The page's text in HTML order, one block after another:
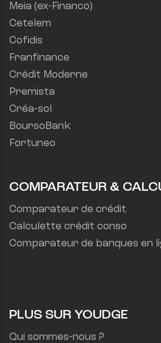
Meia (ex-Financo)
Cetelem
Cofidis
Franfinance
Crédit Moderne
Premista
Créa-sol
BoursoBank
Fortuneo
COMPARATEUR &
Comparateur de crédit
Calculette crédit conso
Comparateur de banques en
PLUS SUR YOUDGE
Qui sommes-nous ?